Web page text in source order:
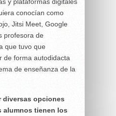
conocían como
Jitsi Meet, Google
profesora de
que tuvo que
de forma autodidacta
de enseñanza de la
diversas opciones
alumnos tienen los